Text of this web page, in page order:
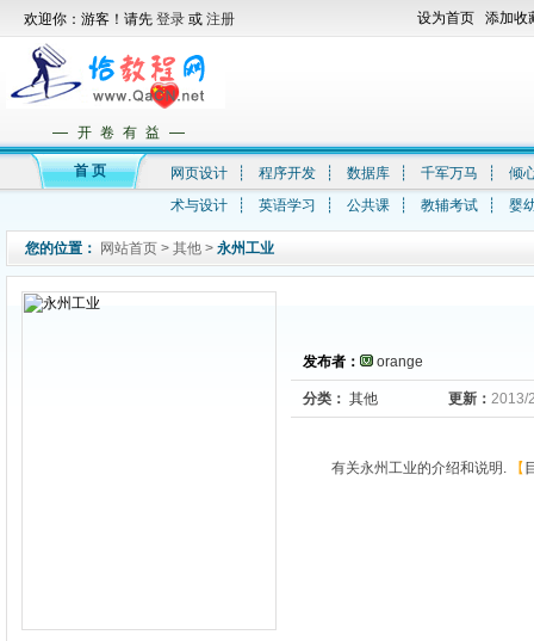
— 开 卷 有 益 —
欢迎你：游客！请先 登录 或 注册 设为首页 添加收
首 页 网页设计 ┊ 程序开发 ┊ 数据库 ┊ 千军万马 ┊
倾
术与设计
┊ 英语学习 ┊ 公共课 ┊ 教辅考试 ┊ 婴
您的位置： 网站首页 > 其他 > 永州工业
发布者： orange
分类： 其他 更新： 2013/
有关永州工业的介绍和说明. 【